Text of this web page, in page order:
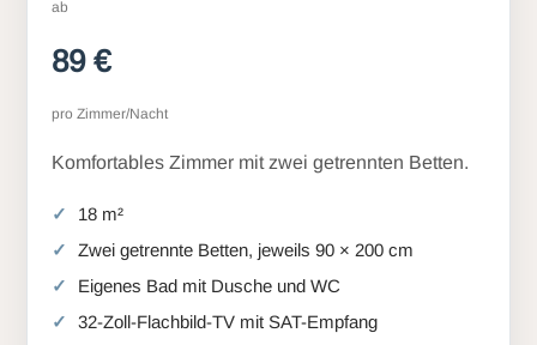
ab
89 €
pro Zimmer/Nacht
Komfortables Zimmer mit zwei getrennten Betten.
18 m²
Zwei getrennte Betten, jeweils 90 × 200 cm
Eigenes Bad mit Dusche und WC
32-Zoll-Flachbild-TV mit SAT-Empfang